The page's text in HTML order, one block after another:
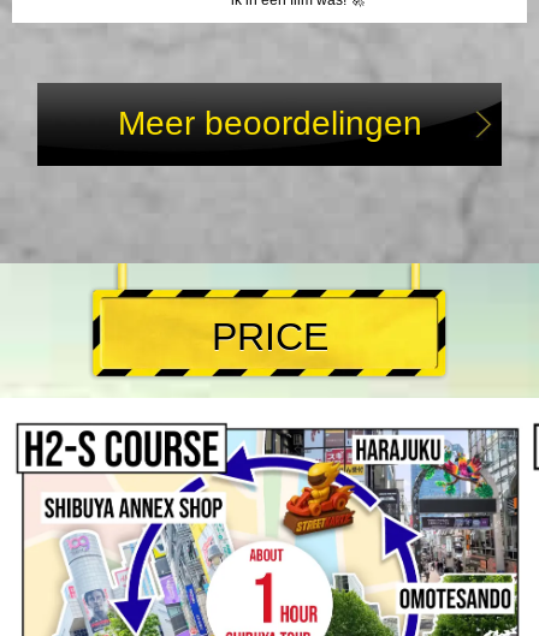
Meer beoordelingen
PRICE